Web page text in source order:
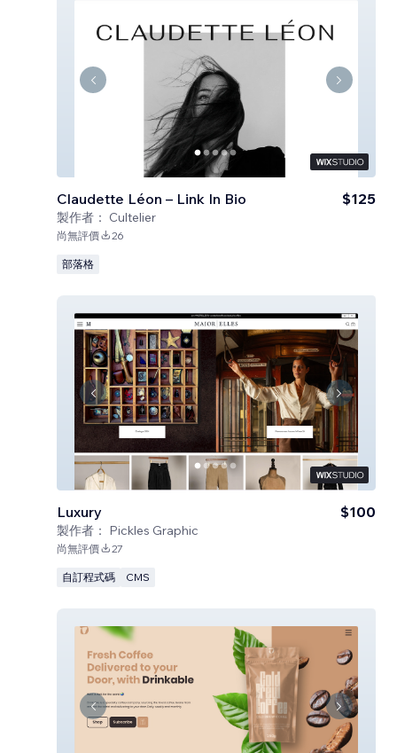
Claudette Léon – Link In Bio
製作者： Cultelier
$125
尚無評價 26
部落格
Luxury
製作者： Pickles Graphic
$100
尚無評價 27
自訂程式碼 CMS